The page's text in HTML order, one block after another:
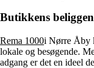
Butikkens
Rema 1000i Nørre Åby
lokale og besøgende.
adgang er det en ideel